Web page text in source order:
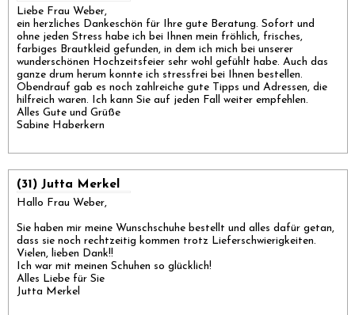
Liebe Frau Weber,
ein herzliches Dankeschön für Ihre gute Beratung. Sofort und
ohne jeden Stress habe ich bei Ihnen mein fröhlich, frisches,
farbiges Brautkleid gefunden, in dem ich mich bei unserer
wunderschönen Hochzeitsfeier sehr wohl gefühlt habe. Auch das
ganze drum herum konnte ich stressfrei bei Ihnen bestellen.
Obendrauf gab es noch zahlreiche gute Tipps und Adressen, die
hilfreich waren. Ich kann Sie auf jeden Fall weiter empfehlen.
Alles Gute und Grüße
Sabine Haberkern
(31) Jutta Merkel
Hallo Frau Weber,
Sie haben mir meine Wunschschuhe bestellt und alles dafür getan,
dass sie noch rechtzeitig kommen trotz Lieferschwierigkeiten.
Vielen, lieben Dank!!
Ich war mit meinen Schuhen so glücklich!
Alles Liebe für Sie
Jutta Merkel